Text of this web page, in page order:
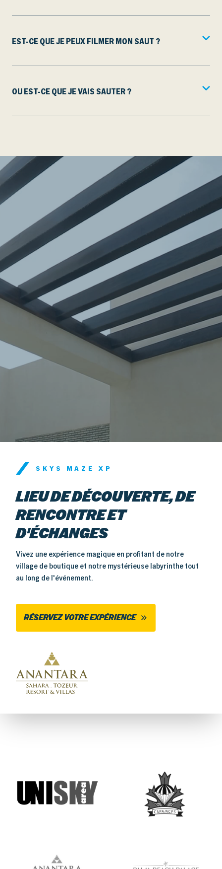
EST-CE QUE JE PEUX FILMER MON SAUT ?
OU EST-CE QUE JE VAIS SAUTER ?
SKYS MAZE XP
LIEU DE DÉCOUVERTE, DE
RENCONTRE ET
D'ÉCHANGES
Vivez une expérience magique en profitant de notre
village de boutique et notre mystérieuse labyrinthe tout
au long de l'événement.
RÉSERVEZ VOTRE EXPÉRIENCE